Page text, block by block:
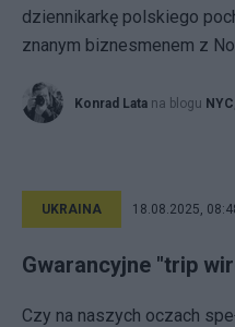
dziennikarkę polskiego
znanym biznesmenem z
Konrad Lata na blogu
UKRAINA 18.08.2025,
Gwarancyjne "trip
Czy na naszych oczach